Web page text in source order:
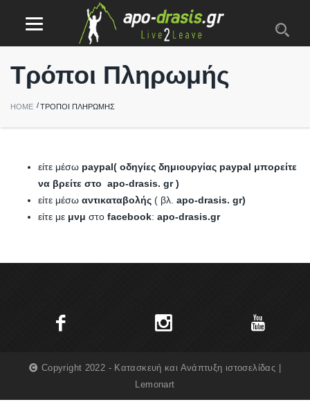
Τρόποι Πληρωμής
HOME ΤΡΌΠΟΙ ΠΛΗΡΩΜΉΣ
είτε μέσω paypal( οδηγίες δημιουργίας paypal μπορείτε
να βρείτε στο apo-drasis. gr )
είτε μέσω αντικαταβολής ( βλ. apo-drasis. gr)
είτε με μνμ στο facebook: apo-drasis.gr
Copyright 2022 - Κατασκευή και Ανάπτυξη ιστοσελίδας |
Lemonart